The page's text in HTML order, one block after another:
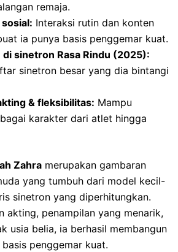
remaja.
Interaksi rutin dan konten
ia punya basis penggemar kuat.
di sinetron Rasa Rindu (2025):
sinetron besar yang dia bintangi
& fleksibilitas: Mampu
karakter dari atlet hingga
Zahra merupakan gambaran
yang tumbuh dari model kecil-
sinetron yang diperhitungkan.
akting, penampilan yang menarik,
usia belia, ia berhasil membangun
penggemar kuat.